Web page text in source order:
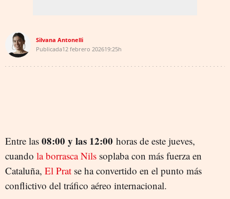
Silvana Antonelli
Publicada12 febrero 202619:25h
Entre las 08:00 y las 12:00 horas de este jueves,
cuando la borrasca Nils soplaba con más fuerza en
Cataluña, El Prat se ha convertido en el punto más
conflictivo del tráfico aéreo internacional.